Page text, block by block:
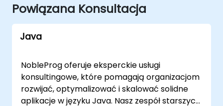
Powiązana Konsultacja
Java
NobleProg oferuje eksperckie usługi
konsultingowe, które pomagają organizacjom
rozwijać, optymalizować i skalować solidne
aplikacje w języku Java. Nasz zespół starszych